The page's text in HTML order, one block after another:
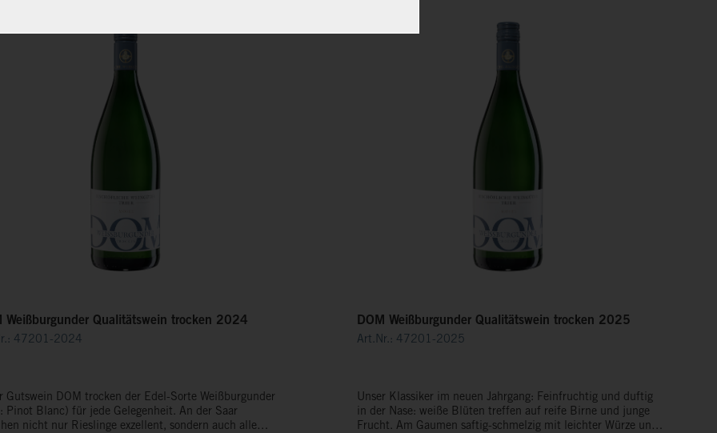
DOM Weißburgunder Qualitätswein trocken 2024
47201-2024
Gutswein DOM trocken der Edel-Sorte Weißburgunder
Blanc) für jede Gelegenheit. An der Saar
nicht nur Rieslinge exzellent, sondern auch alle
DOM Weißburgunder Qualitätswein trocken 2025
Art.Nr.: 47201-2025
Unser Klassiker im neuen Jahrgang: Feinfruchtig und duftig
in der Nase: weiße Blüten treffen auf reife Birne und junge
Frucht. Am Gaumen saftig-schmelzig mit leichter Würze und